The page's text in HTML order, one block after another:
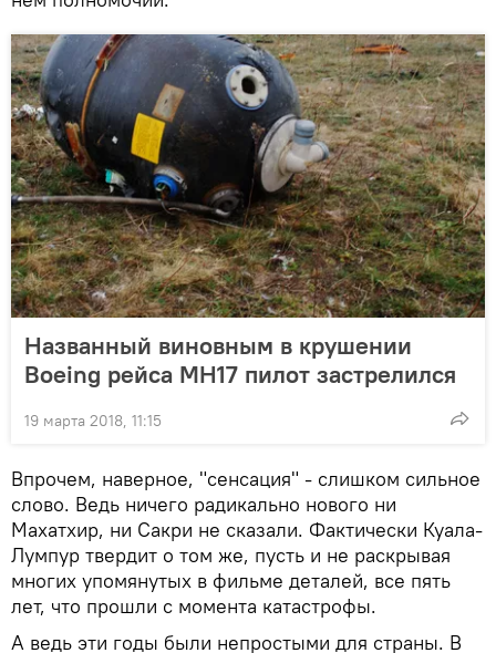
Названный виновным в крушении
Boeing рейса MH17 пилот застрелился
19 марта 2018, 11:15
Впрочем, наверное, "сенсация" - слишком сильное
слово. Ведь ничего радикально нового ни
Махатхир, ни Сакри не сказали. Фактически Куала-
Лумпур твердит о том же, пусть и не раскрывая
многих упомянутых в фильме деталей, все пять
лет, что прошли с момента катастрофы.
А ведь эти годы были непростыми для страны. В